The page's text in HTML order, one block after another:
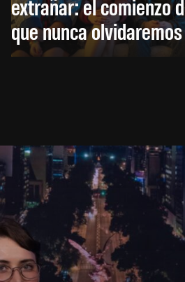
extrañar: el comienzo
que nunca olvidaremos